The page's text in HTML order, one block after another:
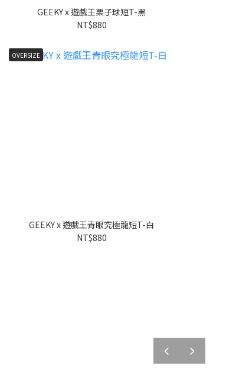
GEEKY x 遊戲王栗子球短T-黑
NT$880
OVERSIZE
GEEKY x 遊戲王青眼究極龍短T-白
NT$880
prev next